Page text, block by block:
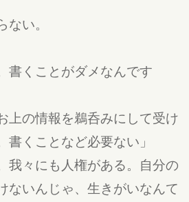
い。
書くことがダメなんです
上の情報を鵜呑みにして受け
書くことなど必要ない」
我々にも人権がある。自分の
ないんじゃ、生きがいなんて